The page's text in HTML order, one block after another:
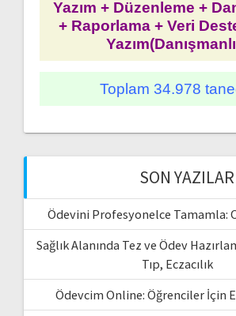
Yazım + Düzenleme +
+ Raporlama + Veri
Toplam 34.978
SON YAZILAR
Ödevini Profesyonelce Tamamla:
Sağlık Alanında Tez ve Ödev
Tıp, Eczacılık
Ödevcim Online: Öğrenciler İçin